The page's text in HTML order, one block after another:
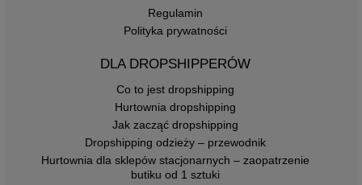
Regulamin
Polityka prywatności
DLA DROPSHIPPERÓW
Co to jest dropshipping
Hurtownia dropshipping
Jak zacząć dropshipping
Dropshipping odzieży – przewodnik
Hurtownia dla sklepów stacjonarnych – zaopatrzenie
butiku od 1 sztuki